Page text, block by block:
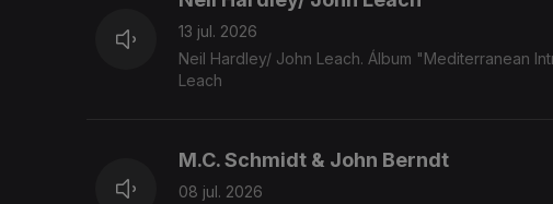
13 jul. 2026
Neil Hardley/ John Leach. Álbum "Mediterranean
Leach
M.C. Schmidt & John Berndt
08 jul. 2026